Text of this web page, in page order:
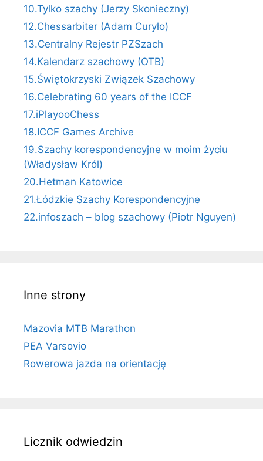
10.Tylko szachy (Jerzy Skonieczny)
12.Chessarbiter (Adam Curyło)
13.Centralny Rejestr PZSzach
14.Kalendarz szachowy (OTB)
15.Świętokrzyski Związek Szachowy
16.Celebrating 60 years of the ICCF
17.iPlayooChess
18.ICCF Games Archive
19.Szachy korespondencyjne w moim życiu
(Władysław Król)
20.Hetman Katowice
21.Łódzkie Szachy Korespondencyjne
22.infoszach – blog szachowy (Piotr Nguyen)
Inne strony
Mazovia MTB Marathon
PEA Varsovio
Rowerowa jazda na orientację
Licznik odwiedzin